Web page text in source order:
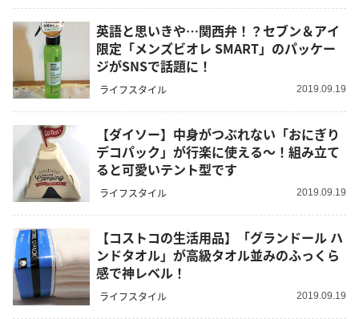
英語と思いきや…関西弁！？セブン＆アイ
限定「メンズビオレ SMART」のパッケー
ジがSNSで話題に！
ライフスタイル 2019.09.19
【ダイソー】中身がつぶれない「おにぎり
デコパック」が行楽に使える～！組み立て
ると可愛いテント型です
ライフスタイル 2019.09.19
【コストコの生活用品】「グランドール ハ
ンドタオル」が高級タオル並みのふっくら
感で神レベル！
ライフスタイル 2019.09.19